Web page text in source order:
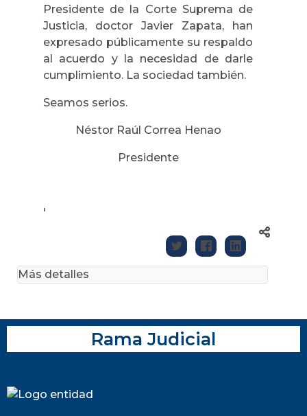
Presidente de la Corte Suprema de
Justicia, doctor Javier Zapata, han
expresado públicamente su respaldo
al acuerdo y la necesidad de darle
cumplimiento. La sociedad también.
Seamos serios.
Néstor Raúl Correa Henao
Presidente
'
Más detalles
Rama Judicial